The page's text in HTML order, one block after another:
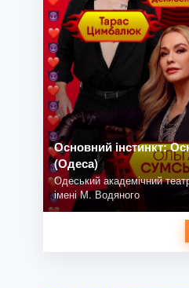
Основний інстинкт:
(Одеса)
Одеський академічний
імені М. Водяного